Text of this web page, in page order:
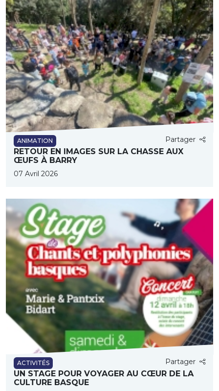
ANIMATION Partager
RETOUR EN IMAGES SUR LA CHASSE AUX
ŒUFS À BARRY
07 Avril 2026
ACTIVITÉS Partager
UN STAGE POUR VOYAGER AU CŒUR DE LA
CULTURE BASQUE